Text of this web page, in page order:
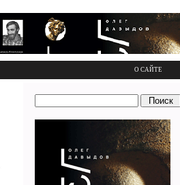
О САЙТЕ